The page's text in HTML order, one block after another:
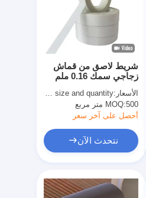
شريط لاصق من قماش
زجاجي سمك 0.16 ملم
إلى + 150 درجة مئوية
الأسعار:basing on size and quantity
MOQ:500 متر مربع
أحصل على آخر سعر
نتحدث الآن